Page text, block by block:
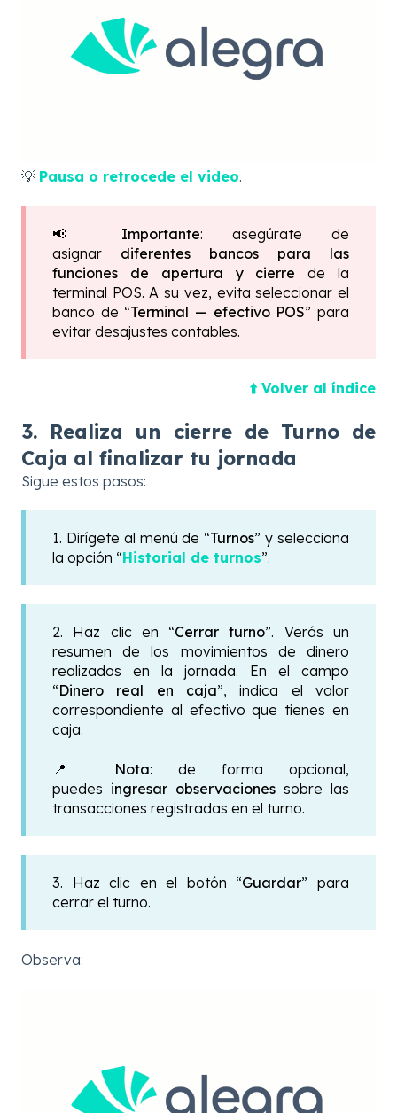
💡 Pausa o retrocede el video.
📢 Importante:
asegúrate de
asignar diferentes bancos para las
funciones de apertura y cierre de la
terminal POS. A su vez, evita seleccionar el
banco de “Terminal — efectivo POS” para
evitar desajustes contables.
⬆️ Volver al índice
3. Realiza un cierre de Turno de
Caja al finalizar tu jornada
Sigue estos pasos:
1. Dirígete al menú de “Turnos” y selecciona
la opción “Historial de turnos”.
2. Haz clic en “Cerrar turno”. Verás un
resumen de los movimientos de dinero
realizados en la jornada. En el campo
“Dinero real en caja”, indica el valor
correspondiente al efectivo que tienes en
caja.
📍 Nota: de forma opcional,
puedes ingresar observaciones sobre las
transacciones registradas en el turno.
3. Haz clic en el botón “Guardar” para
cerrar el turno.
Observa: